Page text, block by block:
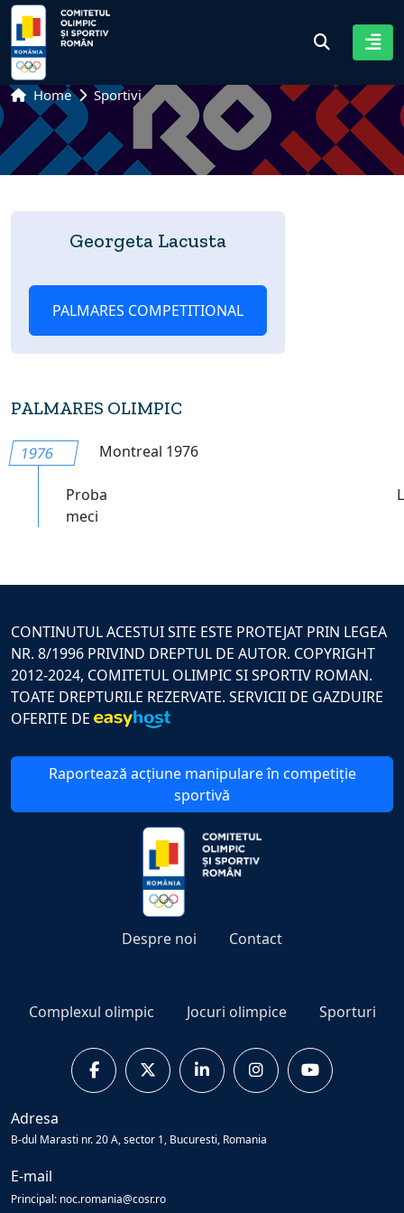
Home Sportivi
Georgeta Lacusta
PALMARES COMPETITIONAL
PALMARES OLIMPIC
1976 Montreal 1976
Proba
meci
CONTINUTUL ACESTUI SITE ESTE PROTEJAT PRIN LEGEA
NR. 8/1996 PRIVIND DREPTUL DE AUTOR. COPYRIGHT
2012-2024, COMITETUL OLIMPIC SI SPORTIV ROMAN.
TOATE DREPTURILE REZERVATE. SERVICII DE GAZDUIRE
OFERITE DE
Raportează acțiune manipulare în competiție
sportivă
Despre noi Contact
Complexul olimpic Jocuri olimpice Sporturi
Adresa
B-dul Marasti nr. 20 A, sector 1, Bucuresti, Romania
E-mail
Principal: noc.romania@cosr.ro